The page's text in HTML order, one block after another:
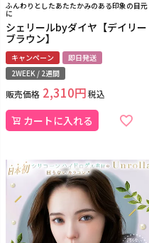
ふんわりとしたあたたかみのある印象の目元
に
シェリールbyダイヤ【デイリー
ブラウン】
キャンペーン
即日発送
2WEEK / 2週間
販売価格 2,310 税込
カートに入れる